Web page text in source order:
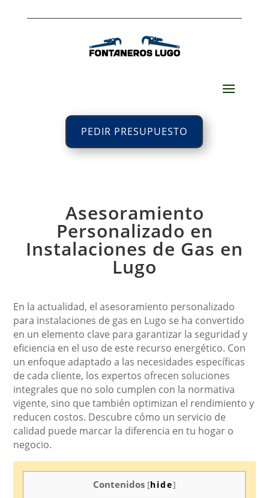
PEDIR PRESUPUESTO
Asesoramiento
Personalizado en
Instalaciones de Gas en
Lugo
En la actualidad, el asesoramiento personalizado
para instalaciones de gas en Lugo se ha convertido
en un elemento clave para garantizar la seguridad y
eficiencia en el uso de este recurso energético. Con
un enfoque adaptado a las necesidades específicas
de cada cliente, los expertos ofrecen soluciones
integrales que no solo cumplen con la normativa
vigente, sino que también optimizan el rendimiento y
reducen costos. Descubre cómo un servicio de
calidad puede marcar la diferencia en tu hogar o
negocio.
Contenidos [hide]